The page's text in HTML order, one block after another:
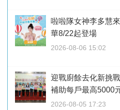
啦啦隊女神李多慧
華8/22起登場
2026-08-06 15:02
迎戰廚餘去化新挑
補助每戶最高5000
2026-08-05 17:23